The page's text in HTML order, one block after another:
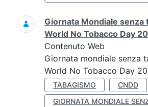
Giornata Mondiale senza
World No Tobacco Day
Contenuto Web
Giornata mondiale senza
World No Tobacco Day
TABAGISMO
CNDD
GIORNATA MONDIALE